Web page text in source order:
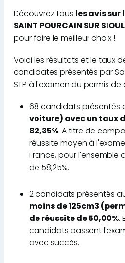
Découvrez tous les avis sur
SAINT POURCAIN SUR
pour faire le meilleur choix !
Voici les résultats et le taux
candidates présentés par Sarl
STP à l'examen du permis de
68 candidats présentés
voiture) avec un taux
82,35%. A titre de
réussite moyen à
France, pour l'ensemble
de 58,25%.
2 candidats présentés
moins de 125cm3
de réussite de 50,00%.
candidats passent
avec succès.